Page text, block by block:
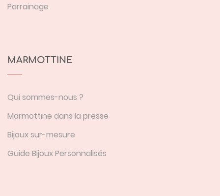
Parrainage
MARMOTTINE
Qui sommes-nous ?
Marmottine dans la presse
Bijoux sur-mesure
Guide Bijoux Personnalisés